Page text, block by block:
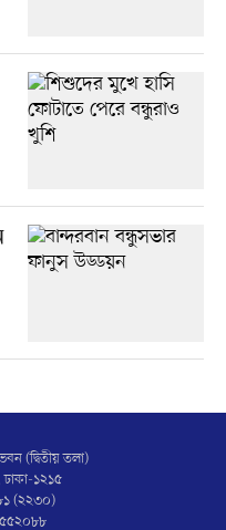
(দ্বিতীয় তলা)
১২১৫
(২২৩০)